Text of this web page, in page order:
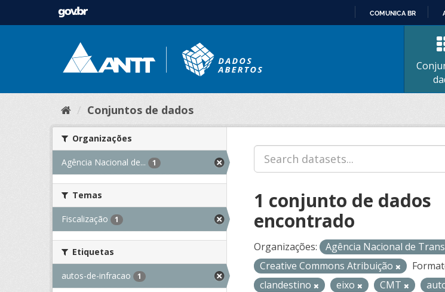
CONTEÚDO
COMUNICA BR
Conjuntos de dados
Organizações
Agência Nacional de... 1
Temas
Fiscalização 1
Etiquetas
autos-de-infracao 1
1 conjunto de dados
encontrado
Organizações: Agência Nacional de
Creative Commons Atribuição
clandestino
eixo CMT